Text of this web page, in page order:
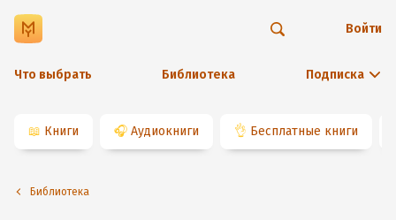
Что выбрать Библиотека Подписка
Войти
📖 Книги 🎧 Аудиокниги 👌 Бесплатные книги
Библиотека